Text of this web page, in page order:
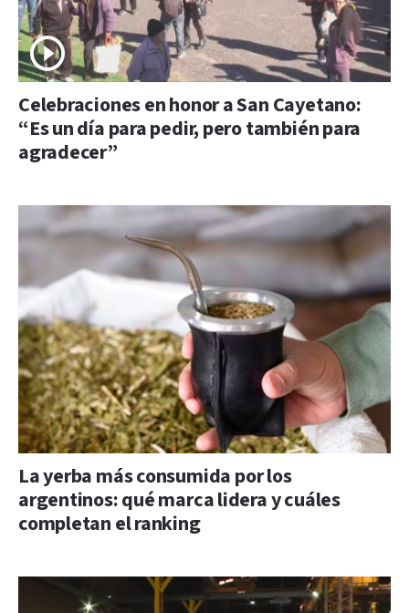
Celebraciones en honor a San Cayetano:
“Es un día para pedir, pero también para
agradecer”
La yerba más consumida por los
argentinos: qué marca lidera y cuáles
completan el ranking